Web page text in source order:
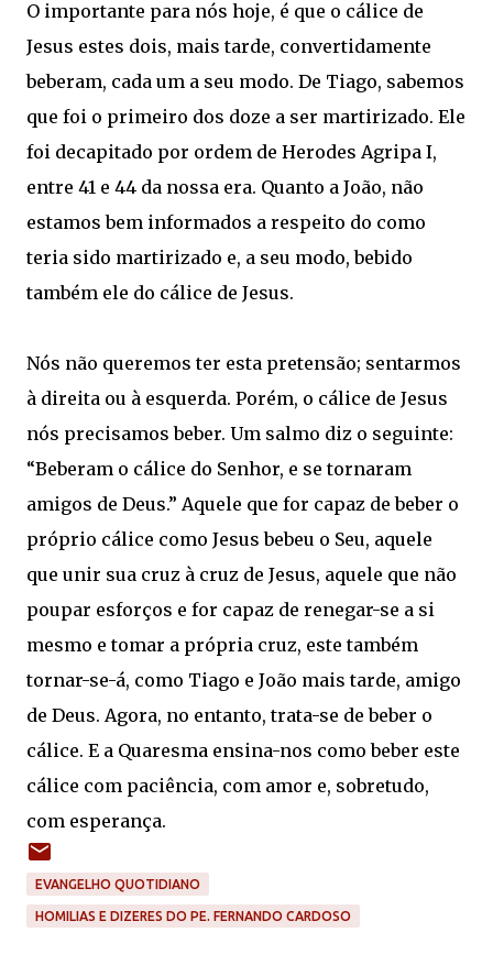
O importante para nós hoje, é que o cálice de
Jesus estes dois, mais tarde, convertidamente
beberam, cada um a seu modo. De Tiago, sabemos
que foi o primeiro dos doze a ser martirizado. Ele
foi decapitado por ordem de Herodes Agripa I,
entre 41 e 44 da nossa era. Quanto a João, não
estamos bem informados a respeito do como
teria sido martirizado e, a seu modo, bebido
também ele do cálice de Jesus.
Nós não queremos ter esta pretensão; sentarmos
à direita ou à esquerda. Porém, o cálice de Jesus
nós precisamos beber. Um salmo diz o seguinte:
“Beberam o cálice do Senhor, e se tornaram
amigos de Deus.” Aquele que for capaz de beber o
próprio cálice como Jesus bebeu o Seu, aquele
que unir sua cruz à cruz de Jesus, aquele que não
poupar esforços e for capaz de renegar-se a si
mesmo e tomar a própria cruz, este também
tornar-se-á, como Tiago e João mais tarde, amigo
de Deus. Agora, no entanto, trata-se de beber o
cálice. E a Quaresma ensina-nos como beber este
cálice com paciência, com amor e, sobretudo,
com esperança.
EVANGELHO QUOTIDIANO
HOMILIAS E DIZERES DO PE. FERNANDO CARDOSO